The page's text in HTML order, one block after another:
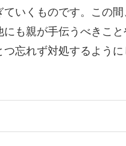
いくものです。この
も親が手伝うべきこ
忘れず対処するように